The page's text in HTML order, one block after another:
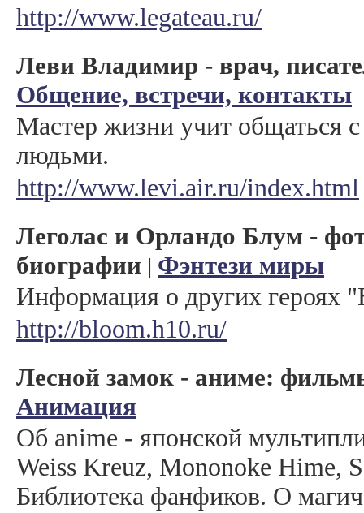
http://www.legateau.ru/
Леви Владимир - врач,
Общение, встречи, контакты
Мастер жизни учит общаться
людьми.
http://www.levi.air.ru/index.html
Леголас и Орландо Блум -
биографии | Фэнтези миры
Информация о других героях
http://bloom.h10.ru/
Лесной замок - аниме:
Анимация
Об anime - японской
Weiss Kreuz, Mononoke Hime,
Библиотека фанфиков. О